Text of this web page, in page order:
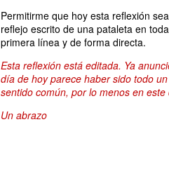
Permitirme que hoy esta reflexión
reflejo escrito de una pataleta en
primera línea y de forma directa.
Esta reflexión está editada. Ya
día de hoy parece haber sido todo
sentido común, por lo menos en
Un abrazo